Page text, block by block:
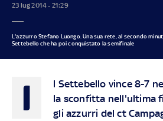
23 lug 2014 - 21:29
L'azzurro Stefano Luongo. Una sua rete, al secondo
Settebello che ha poi conquistato la semifinale
I
l Settebello vince 8-7
la sconfitta nell'ultima
gli azzurri del ct